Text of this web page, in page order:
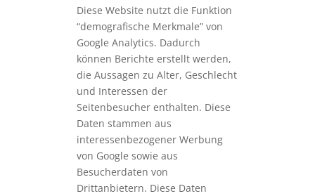
Diese Website nutzt die Funktion
“demografische Merkmale” von
Google Analytics. Dadurch
können Berichte erstellt werden,
die Aussagen zu Alter, Geschlecht
und Interessen der
Seitenbesucher enthalten. Diese
Daten stammen aus
interessenbezogener Werbung
von Google sowie aus
Besucherdaten von
Drittanbietern. Diese Daten